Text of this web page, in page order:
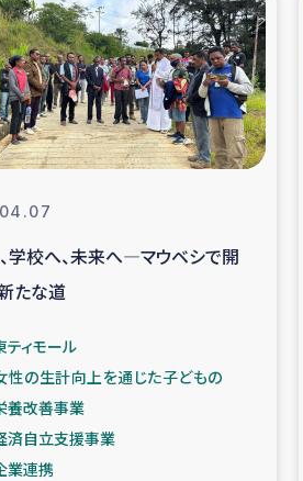
アイナロ県マウ
学校へ、未来へ―マウベシで開
たな道
ティモール
性の生計向上を通じた子どもの
養改善事業
済自立支援事業
業連携